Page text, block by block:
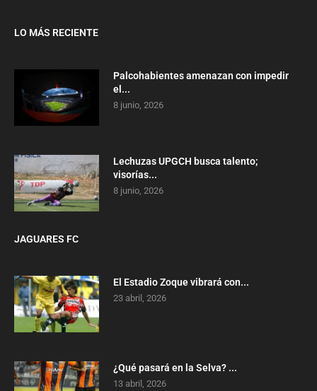
LO MÁS RECIENTE
Palcohabientes amenazan con impedir
el...
8 junio, 2026
Lechuzas UPGCH busca talento;
visorías...
8 junio, 2026
JAGUARES FC
El Estadio Zoque vibrará con...
23 abril, 2026
¿Qué pasará en la Selva? ...
13 abril, 2026